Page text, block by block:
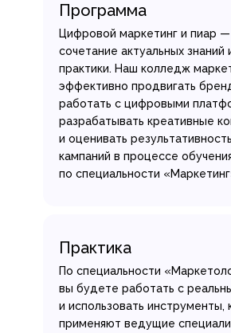
Программа
Цифровой маркетинг и пиар
сочетание актуальных знаний
практики. Наш колледж
эффективно продвигать
работать с цифровыми
разрабатывать креативные
и оценивать
кампаний в процессе
по специальности
Практика
По специальности
вы будете работать с
и использовать инструменты,
применяют ведущие